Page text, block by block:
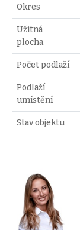
Okres
Užitná
plocha
Počet podlaží
Podlaží
umístění
Stav objektu